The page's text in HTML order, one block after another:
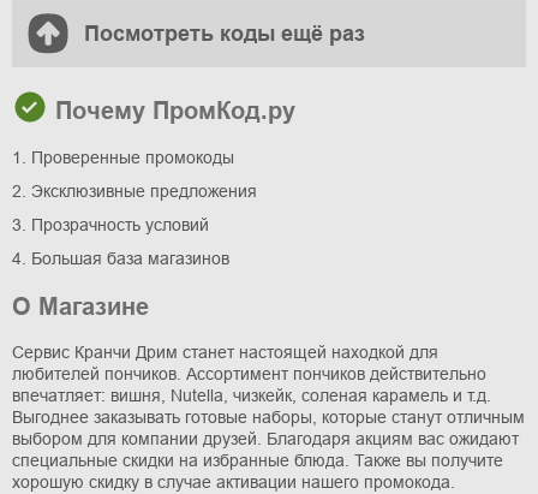
Посмотреть коды ещё раз
Почему ПромКод.ру
1. Проверенные промокоды
2. Эксклюзивные предложения
3. Прозрачность условий
4. Большая база магазинов
О Магазине
Сервис Кранчи Дрим станет настоящей находкой для
любителей пончиков. Ассортимент пончиков действительно
впечатляет: вишня, Nutella, чизкейк, соленая карамель и т.д.
Выгоднее заказывать готовые наборы, которые станут отличным
выбором для компании друзей. Благодаря акциям вас ожидают
специальные скидки на избранные блюда. Также вы получите
хорошую скидку в случае активации нашего промокода.